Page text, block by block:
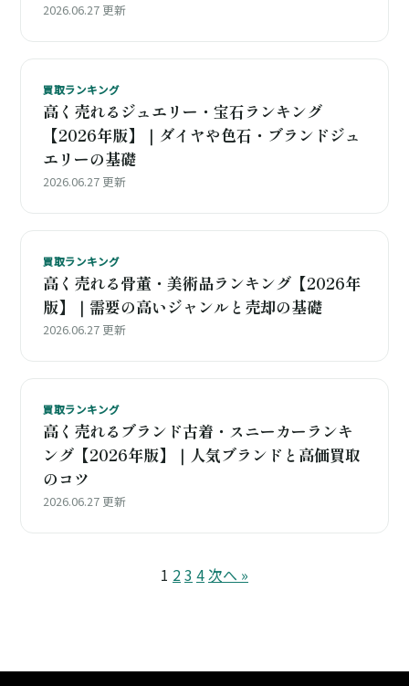
2026.06.27 更新
買取ランキング
高く売れるジュエリー・宝石ランキング
【2026年版】｜ダイヤや色石・ブランドジュ
エリーの基礎
2026.06.27 更新
買取ランキング
高く売れる骨董・美術品ランキング【2026年
版】｜需要の高いジャンルと売却の基礎
2026.06.27 更新
買取ランキング
高く売れるブランド古着・スニーカーランキ
ング【2026年版】｜人気ブランドと高価買取
のコツ
2026.06.27 更新
1 23 4次へ »